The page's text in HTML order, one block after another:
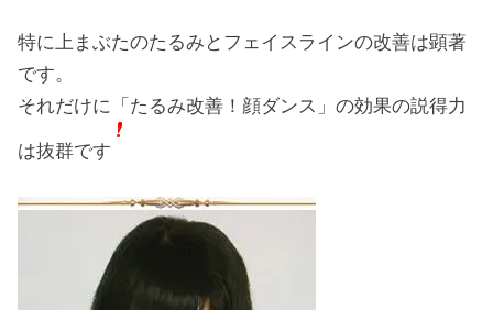
特に上まぶたのたるみとフェイスラインの改善は顕著
です。
それだけに「たるみ改善！顔ダンス」の効果の説得力
は抜群です